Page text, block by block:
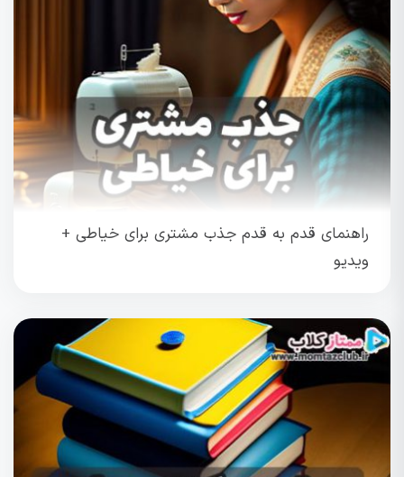
راهنمای قدم به قدم جذب مشتری برای خیاطی +
ویدیو